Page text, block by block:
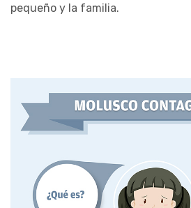
pequeño y la familia.